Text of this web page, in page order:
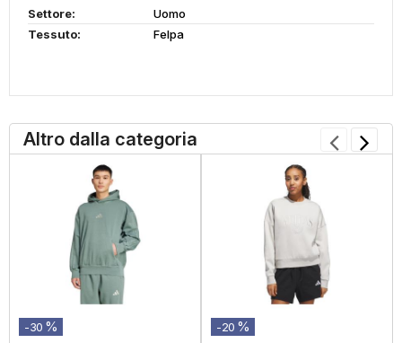
Settore:
Uomo
Tessuto:
Felpa
Altro dalla categoria
-30 % -20 %